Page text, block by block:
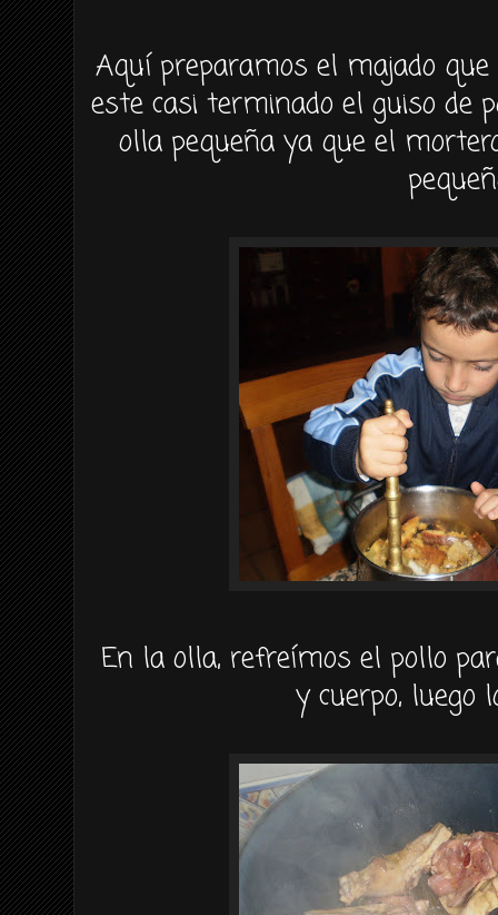
Aquí preparamos el majado
este casi terminado el guiso de
olla pequeña ya que el
En la olla, refreímos el pollo
y cuerpo, luego